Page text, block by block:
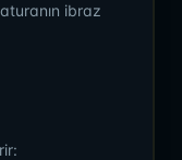
ibraz